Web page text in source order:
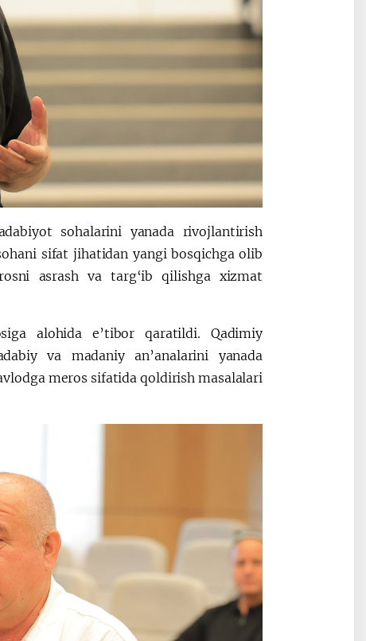
sohalarini yanada rivojlantirish
sifat jihatidan yangi bosqichga olib
asrash va targ‘ib qilishga xizmat
alohida e’tibor qaratildi. Qadimiy
va madaniy an’analarini yanada
meros sifatida qoldirish masalalari